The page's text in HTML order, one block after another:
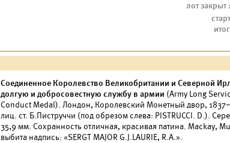
Соединенное Королевство Великобритании и Северной
долгую и добросовестную службу в армии (Army Long
Conduct Medal). Лондон, Королевский Монетный двор,
лиц. ст. Б.Пиструччи (под обрезом слева: PISTRUCCI. D.).
35,9 мм. Сохранность отличная, красивая патина. Mackay,
выбита надпись: «SERGT MAJOR G.J.LAURIE, R.A.».